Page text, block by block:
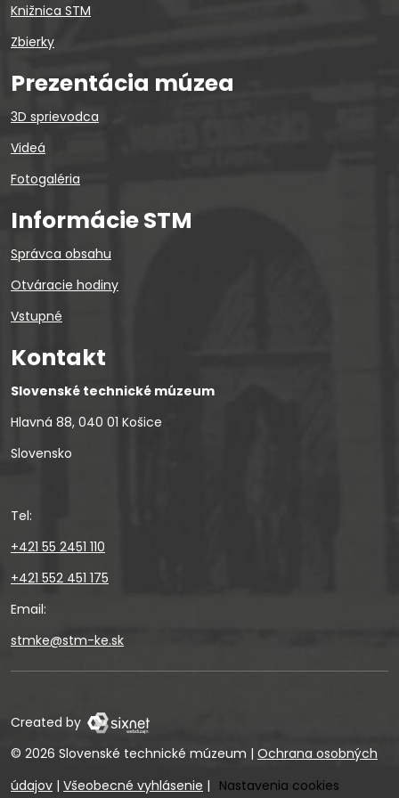
Knižnica STM
Zbierky
Prezentácia múzea
3D sprievodca
Videá
Fotogaléria
Informácie STM
Správca obsahu
Otváracie hodiny
Vstupné
Kontakt
Slovenské technické múzeum
Hlavná 88, 040 01 Košice
Slovensko
Tel:
+421 55 2451 110
+421 552 451 175
Email:
stmke@stm-ke.sk
Created by
© 2026 Slovenské technické múzeum | Ochrana osobných
údajov | Všeobecné vyhlásenie | Nastavenia cookies